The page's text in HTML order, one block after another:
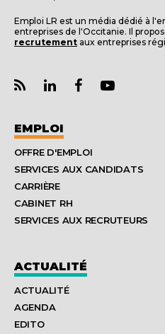
Emploi LR est un média dédié à
entreprises de l'Occitanie. Il
recrutement aux entreprises
EMPLOI
OFFRE D'EMPLOI
SERVICES AUX CANDIDATS
CARRIÈRE
CABINET RH
SERVICES AUX RECRUTEURS
ACTUALITÉ
ACTUALITÉ
AGENDA
EDITO